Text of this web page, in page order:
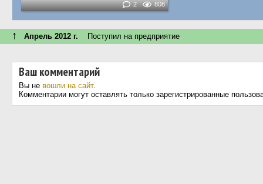
2 808
↑ Апрель 2012 г. Поступил на предприятие
Ваш комментарий
Вы не вошли на сайт.
Комментарии могут оставлять только зарегистрированные